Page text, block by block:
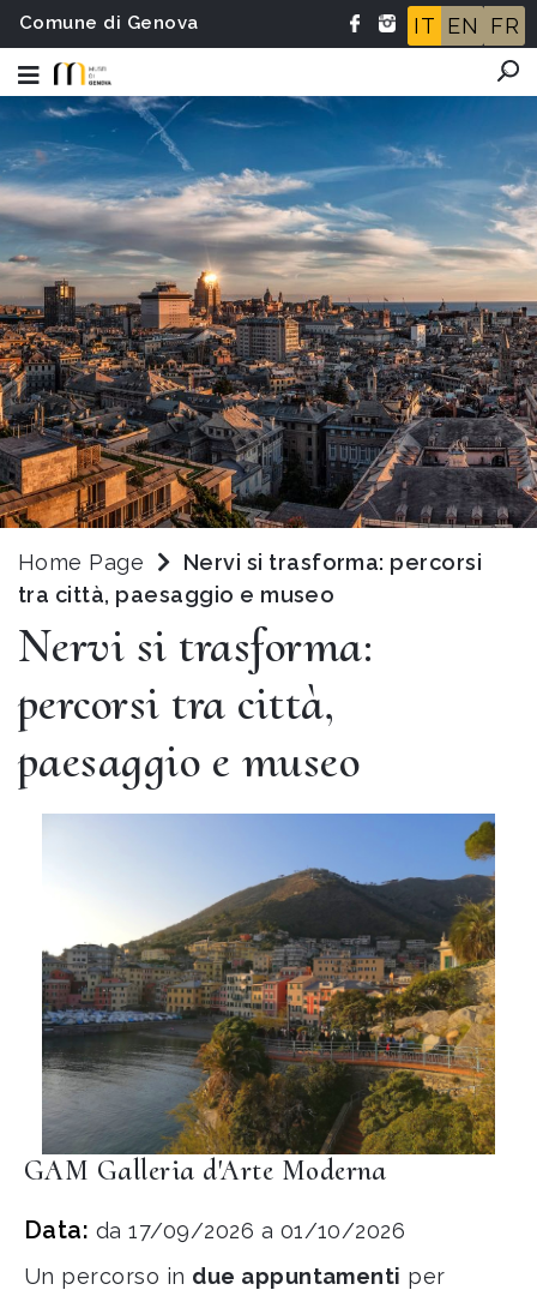
Comune di Genova IT EN FR
Home Page
Nervi si trasforma: percorsi
tra città, paesaggio e museo
Nervi si trasforma:
percorsi tra città,
paesaggio e museo
GAM Galleria d'Arte Moderna
Data: da 17/09/2026 a 01/10/2026
Un percorso in due appuntamenti per